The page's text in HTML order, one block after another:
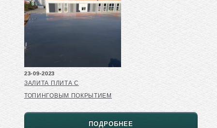
23-09-2023
ЗАЛИТА ПЛИТА С
ТОПИНГОВЫМ ПОКРЫТИЕМ
ПОДРОБНЕЕ